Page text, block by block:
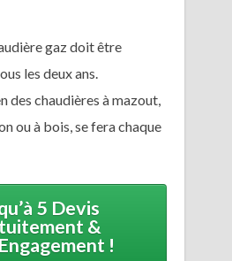
gaz doit être
les deux ans.
des chaudières à mazout,
ou à bois, se fera chaque
5 Devis
&
!